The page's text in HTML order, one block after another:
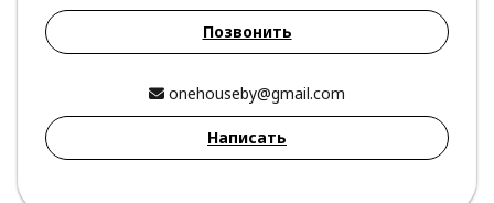
Позвонить
onehouseby@gmail.com
Написать